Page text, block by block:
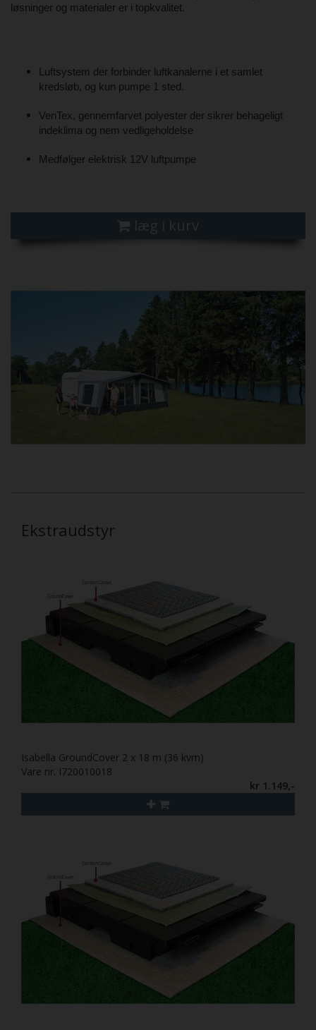
løsninger og materialer er i topkvalitet.
Luftsystem der forbinder luftkanalerne i et samlet
kredsløb, og kun pumpe 1 sted.
VenTex, gennemfarvet polyester der sikrer behageligt
indeklima og nem vedligeholdelse
Medfølger elektrisk 12V luftpumpe
læg i kurv
Ekstraudstyr
Isabella GroundCover 2 x 18 m (36 kvm)
Vare nr. I720010018
kr 1.149,-